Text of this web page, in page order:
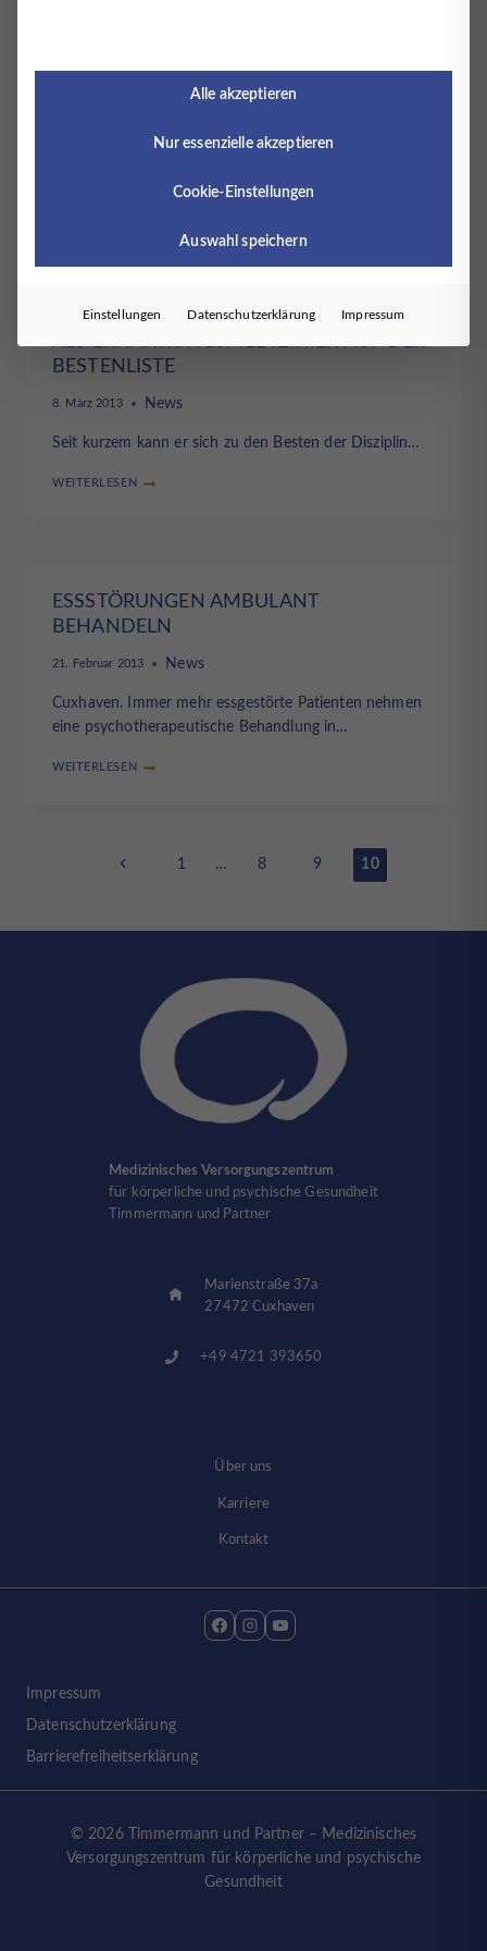
BESTENLISTE
8. März 2013 News
Seit kurzem kann er sich zu den Besten der Disziplin…
WEITERLESEN
ALS
ESSSTÖRUNGEN AMBULANT
BEHANDELN
21. Februar 2013 News
Cuxhaven. Immer mehr essgestörte Patienten nehmen
eine psychotherapeutische Behandlung in…
WEITERLESEN
ESSSTÖRUNGEN
Seitennavigation
Vorherige1 … 8 9 10
Medizinisches Versorgungszentrum
für körperliche und psychische Gesundheit
Timmermann und Partner
Marienstraße 37a
27472 Cuxhaven
+49 4721 393650
Über uns
Karriere
Kontakt
Impressum
Datenschutzerklärung
Barrierefreiheitserklärung
© 2026 Timmermann und Partner – Medizinisches
Versorgungszentrum für körperliche und psychische
Gesundheit
Alle akzeptieren
Nur essenzielle akzeptieren
Cookie-Einstellungen
Auswahl speichern
Einstellungen Datenschutzerklärung Impressum